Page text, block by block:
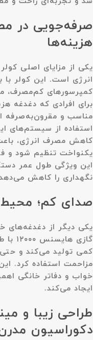
صرفه‌جویی در
هزینه‌ها
انرژی است. این کولر با
کمپرسورهای کم‌مصرف،
برای افرادی که دغدغه
مناسب و مقرون‌به‌صرفه
استفاده از سیستم‌های
کاهش مصرف انرژی،
یکنواخت تنظیم شود و
این ویژگی طول عمر
نگهداری را کاهش
صدای کم؛ محیط
یکی دیگر از دغدغه‌های
کمی تولید می‌کند و
مزاحمت استفاده کرد.
خواب و دفاتر خانگی
ایجاد می‌کند.
طراحی زیبا و
دکوراسیون